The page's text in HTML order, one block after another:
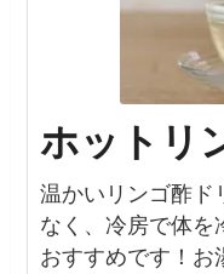
ホットリ
温かいリンゴ酢ド
なく、冷房で体を
おすすめです！お